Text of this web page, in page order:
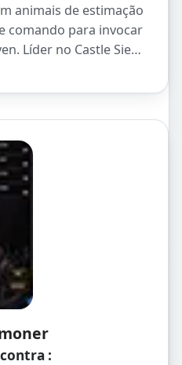
animais de estimação
comando para invocar
Líder no Castle Siege
: